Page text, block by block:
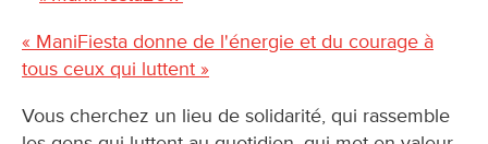
« ManiFiesta donne de l'énergie et du courage à
tous ceux qui luttent »
Vous cherchez un lieu de solidarité, qui rassemble